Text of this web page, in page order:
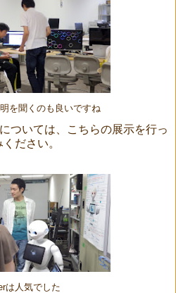
を聞くのも良いですね
ついては、こちらの展示を行っ
ださい。
は人気でした